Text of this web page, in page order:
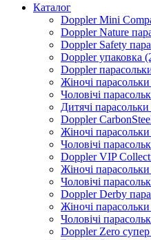
Каталог
Doppler Mini
Doppler Nature
Doppler Safety
Doppler упаковка
Doppler
Жіночі
Чоловічі
Дитячі
Doppler
Жіночі
Чоловічі
Doppler VIP
Жіночі
Чоловічі
Doppler Derby
Жіночі
Чоловічі
Doppler Zero супер